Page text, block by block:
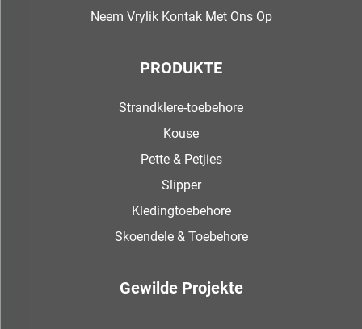
Neem Vrylik Kontak Met Ons Op
PRODUKTE
Strandklere-toebehore
Kouse
Pette & Petjies
Slipper
Kledingtoebehore
Skoendele & Toebehore
Gewilde Projekte